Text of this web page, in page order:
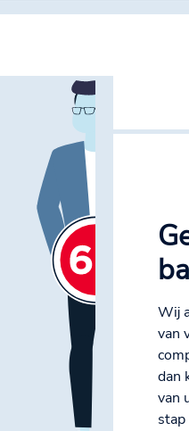
Wij
van
dan
van